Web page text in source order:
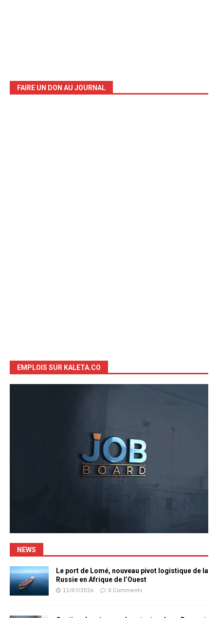
FAIRE UN DON AU JOURNAL
EMPLOIS SUR KALETA.CO
NEWS
Le port de Lomé, nouveau pivot logistique de la
Russie en Afrique de l’Ouest
11/07/2026 0 Comments